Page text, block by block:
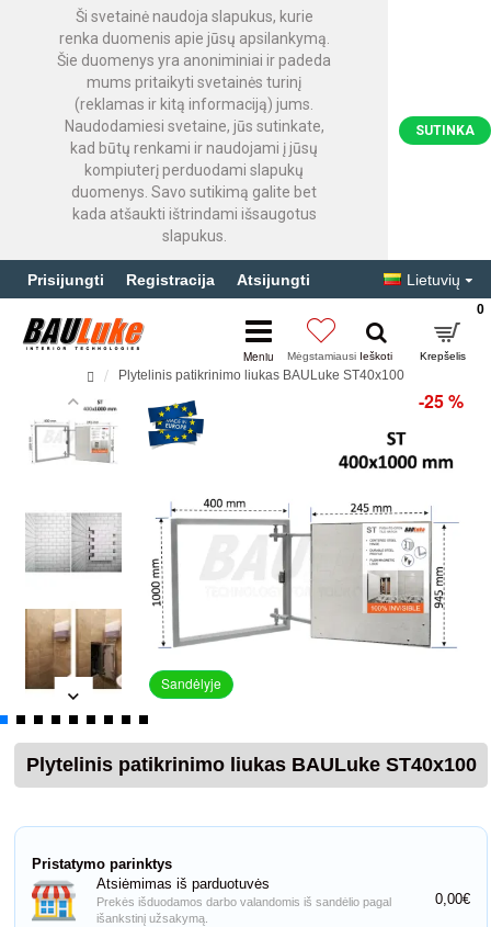
Ši svetainė naudoja slapukus, kurie
renka duomenis apie jūsų apsilankymą.
Šie duomenys yra anoniminiai ir padeda
mums pritaikyti svetainės turinį
(reklamas ir kitą informaciją) jums.
Naudodamiesi svetaine, jūs sutinkate,
kad būtų renkami ir naudojami į jūsų
kompiuterį perduodami slapukų
duomenys. Savo sutikimą galite bet
kada atšaukti ištrindami išsaugotus
slapukus.
SUTINKA
Prisijungti Registracija Atsijungti Lietuvių
0
Plytelinis patikrinimo liukas BAULuke ST40x100
Sandėlyje
-25 %
Plytelinis patikrinimo liukas BAULuke ST40x100
Pristatymo parinktys
Atsiėmimas iš parduotuvės
Prekės išduodamos darbo valandomis iš sandėlio pagal
išankstinį užsakymą.
0,00€